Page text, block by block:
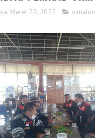
Maret 22, 2022